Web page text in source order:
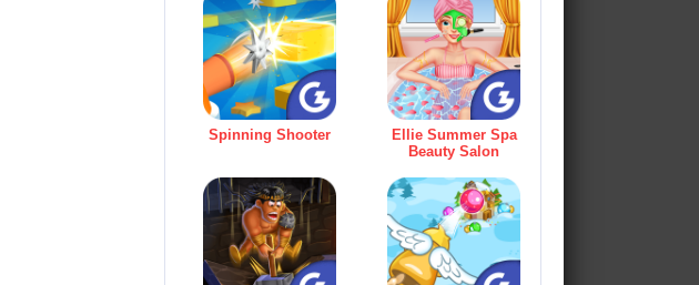
Spinning Shooter
Ellie Summer Spa
Beauty Salon